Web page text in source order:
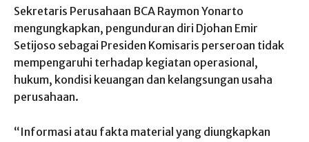
Sekretaris Perusahaan BCA Raymon Yonarto
mengungkapkan, pengunduran diri Djohan Emir
Setijoso sebagai Presiden Komisaris perseroan tidak
mempengaruhi terhadap kegiatan operasional,
hukum, kondisi keuangan dan kelangsungan usaha
perusahaan.
“Informasi atau fakta material yang diungkapkan